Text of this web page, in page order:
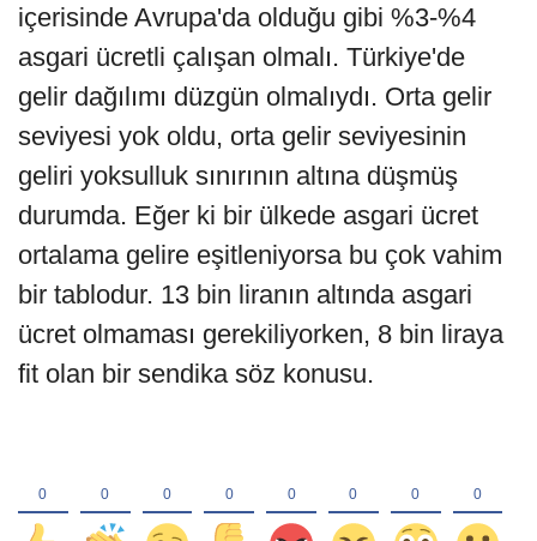
içerisinde Avrupa'da olduğu gibi %3-%4
asgari ücretli çalışan olmalı. Türkiye'de
gelir dağılımı düzgün olmalıydı. Orta gelir
seviyesi yok oldu, orta gelir seviyesinin
geliri yoksulluk sınırının altına düşmüş
durumda. Eğer ki bir ülkede asgari ücret
ortalama gelire eşitleniyorsa bu çok vahim
bir tablodur. 13 bin liranın altında asgari
ücret olmaması gerekiliyorken, 8 bin liraya
fit olan bir sendika söz konusu.